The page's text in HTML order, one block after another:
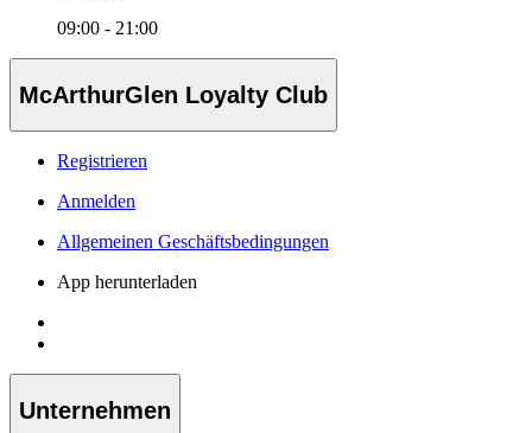
09:00 - 21:00
McArthurGlen Loyalty Club
Registrieren
Anmelden
Allgemeinen Geschäftsbedingungen
App herunterladen
Unternehmen